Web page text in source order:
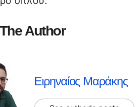
Author
Ειρηναίος Μαράκης